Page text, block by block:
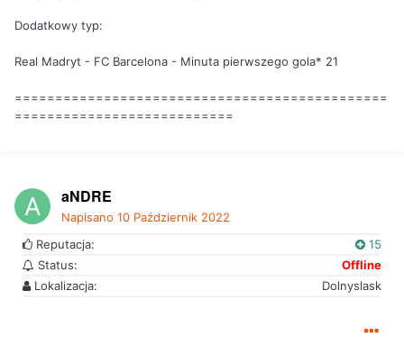
Dodatkowy typ:
Real Madryt - FC Barcelona - Minuta pierwszego gola* 21
==============================================
===========================
aNDRE
Napisano 10 Październik 2022
Reputacja:
15
Status:
Offline
Lokalizacja:
Dolnyslask